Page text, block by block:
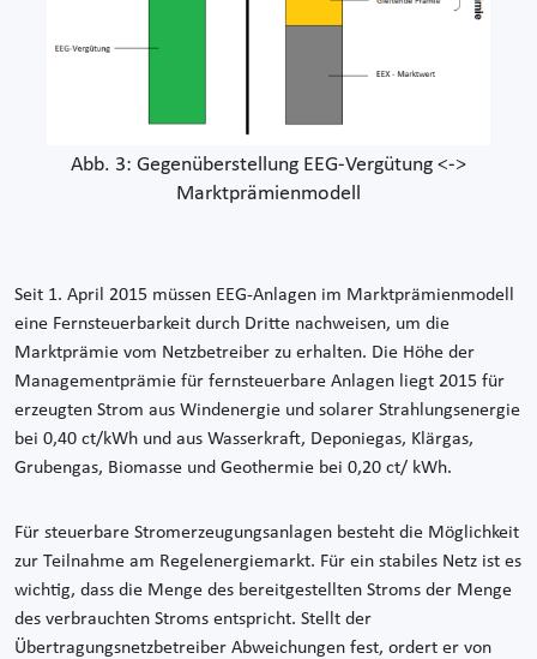
Abb. 3: Gegenüberstellung EEG-Vergütung <->
Marktprämienmodell
Seit 1. April 2015 müssen EEG-Anlagen im Marktprämienmodell
eine Fernsteuerbarkeit durch Dritte nachweisen, um die
Marktprämie vom Netzbetreiber zu erhalten. Die Höhe der
Managementprämie für fernsteuerbare Anlagen liegt 2015 für
erzeugten Strom aus Windenergie und solarer Strahlungsenergie
bei 0,40 ct/kWh und aus Wasserkraft, Deponiegas, Klärgas,
Grubengas, Biomasse und Geothermie bei 0,20 ct/ kWh.
Für steuerbare Stromerzeugungsanlagen besteht die Möglichkeit
zur Teilnahme am Regelenergiemarkt. Für ein stabiles Netz ist es
wichtig, dass die Menge des bereitgestellten Stroms der Menge
des verbrauchten Stroms entspricht. Stellt der
Übertragungsnetzbetreiber Abweichungen fest, ordert er von